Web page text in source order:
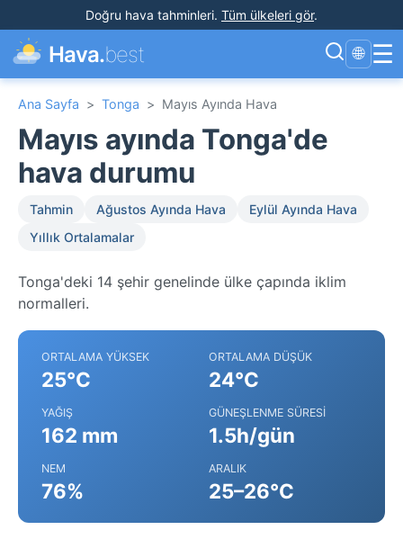
Doğru hava tahminleri. Tüm ülkeleri gör.
Hava.best 🌐 ☰
Ana Sayfa > Tonga > Mayıs Ayında Hava
Mayıs ayında Tonga'de
hava durumu
Tahmin Ağustos Ayında Hava
Eylül Ayında Hava
Yıllık Ortalamalar
Tonga'deki 14 şehir genelinde ülke çapında iklim
normalleri.
ORTALAMA YÜKSEK
25°C
ORTALAMA DÜŞÜK
24°C
YAĞIŞ
162 mm
GÜNEŞLENME SÜRESI
1.5h/gün
NEM
76%
ARALIK
25–26°C